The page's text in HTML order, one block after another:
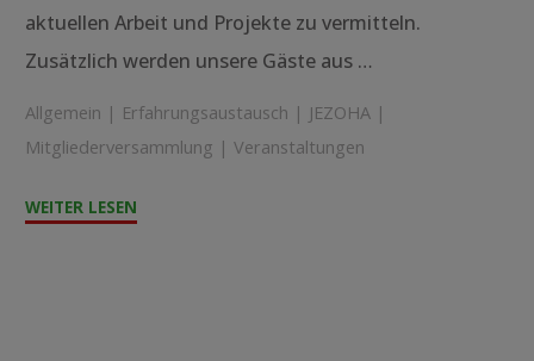
aktuellen Arbeit und Projekte zu vermitteln.
Zusätzlich werden unsere Gäste aus …
Allgemein | Erfahrungsaustausch | JEZOHA |
Mitgliederversammlung | Veranstaltungen
WEITER LESEN